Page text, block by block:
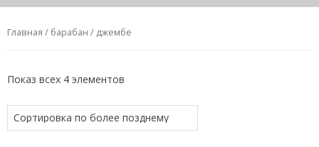
Главная / барабан / джембе
Показ всех 4 элементов